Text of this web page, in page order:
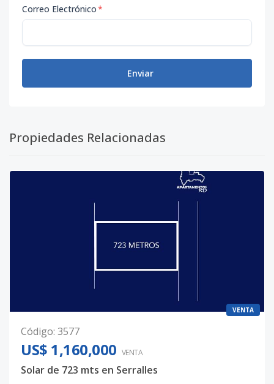
Correo Electrónico*
Enviar
Propiedades Relacionadas
VENTA
Código: 3577
US$ 1,160,000 VENTA
Solar de 723 mts en Serralles